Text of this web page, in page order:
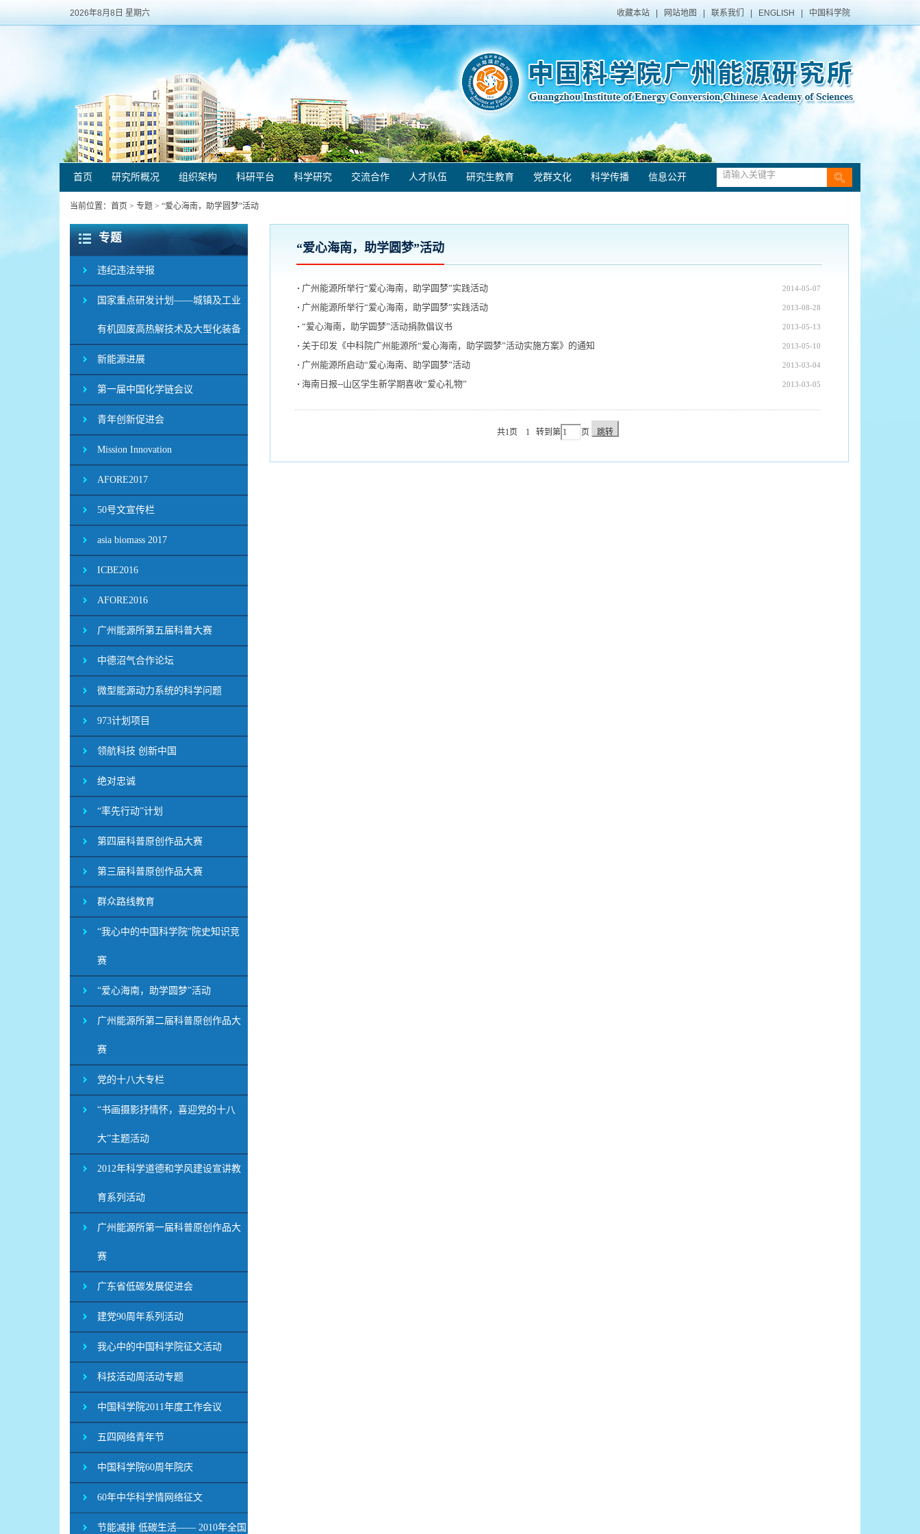
2026年8月8日 星期六 收藏本站 网站地图 联系我们 ENGLISH 中国科学院
首页 研究所概况 组织架构 科研平台 科学研究 交流合作 人才队伍 研究生教育 党群文化 科学传播 信息公开
当前位置： 首页 > 专题 > “爱心海南，助学圆梦”活动
专题
违纪违法举报
国家重点研发计划——城镇及工业
有机固废高热解技术及大型化装备
新能源进展
第一届中国化学链会议
青年创新促进会
Mission Innovation
AFORE2017
50号文宣传栏
asia biomass 2017
ICBE2016
AFORE2016
广州能源所第五届科普大赛
中德沼气合作论坛
微型能源动力系统的科学问题
973计划项目
领航科技 创新中国
绝对忠诚
“率先行动”计划
第四届科普原创作品大赛
第三届科普原创作品大赛
群众路线教育
“我心中的中国科学院”院史知识竞
赛
“爱心海南，助学圆梦”活动
广州能源所第二届科普原创作品大
赛
党的十八大专栏
“书画摄影抒情怀，喜迎党的十八
大”主题活动
2012年科学道德和学风建设宣讲教
育系列活动
广州能源所第一届科普原创作品大
赛
广东省低碳发展促进会
建党90周年系列活动
我心中的中国科学院征文活动
科技活动周活动专题
中国科学院2011年度工作会议
五四网络青年节
中国科学院60周年院庆
60年中华科学情网络征文
节能减排 低碳生活—— 2010年全国
“爱心海南，助学圆梦”活动
2014-05-07
广州能源所举行“爱心海南，助学圆梦”实践活动
2013-08-28
广州能源所举行“爱心海南，助学圆梦”实践活动
2013-05-13
“爱心海南，助学圆梦”活动捐款倡议书
2013-05-10
关于印发《中科院广州能源所“爱心海南，助学圆梦”活动实施方案》的通知
2013-03-04
广州能源所启动“爱心海南、助学圆梦”活动
2013-03-05
海南日报--山区学生新学期喜收“爱心礼物”
共1页 1 转到第 页